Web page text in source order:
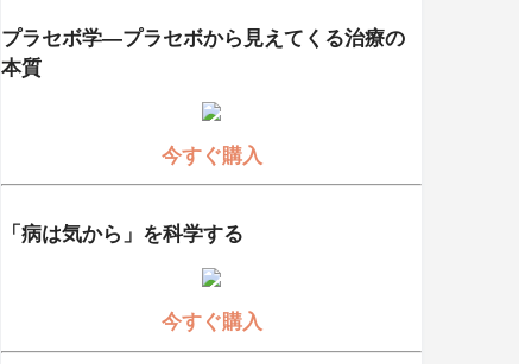
プラセボ学―プラセボから見えてくる治療の
本質
今すぐ購入
「病は気から」を科学する
今すぐ購入